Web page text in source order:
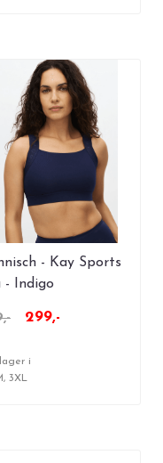
- Kay Sports
- Indigo
299,-
i
3XL